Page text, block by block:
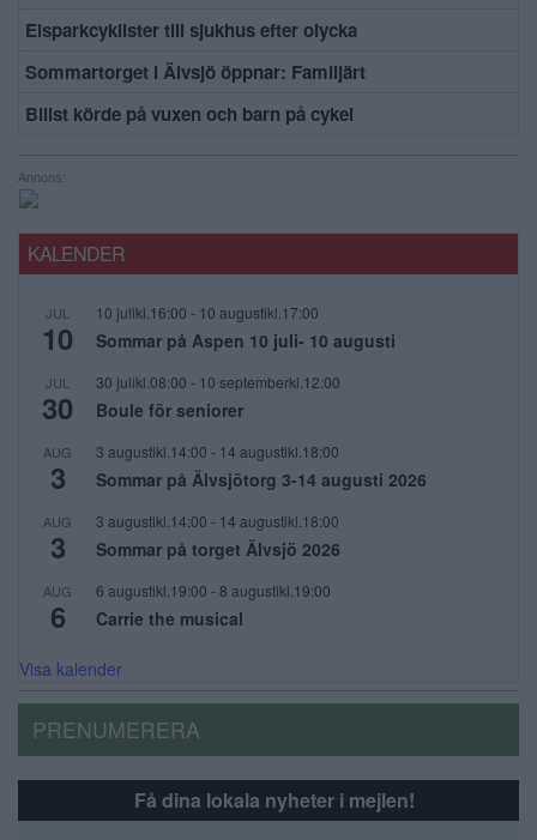
Elsparkcyklister till sjukhus efter olycka
Sommartorget i Älvsjö öppnar: Familjärt
Bilist körde på vuxen och barn på cykel
Annons:
KALENDER
JUL
10
10 julikl.16:00 - 10 augustikl.17:00
Sommar på Aspen 10 juli- 10 augusti
JUL
30
30 julikl.08:00 - 10 septemberkl.12:00
Boule för seniorer
AUG
3
3 augustikl.14:00 - 14 augustikl.18:00
Sommar på Älvsjötorg 3-14 augusti 2026
AUG
3
3 augustikl.14:00 - 14 augustikl.18:00
Sommar på torget Älvsjö 2026
AUG
6
6 augustikl.19:00 - 8 augustikl.19:00
Carrie the musical
Visa kalender
PRENUMERERA
Få dina lokala nyheter i mejlen!